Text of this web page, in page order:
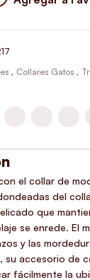
Collares Gatos
el collar de
del
que
se enrede. El
y las
su accesorio de
fácilmente la